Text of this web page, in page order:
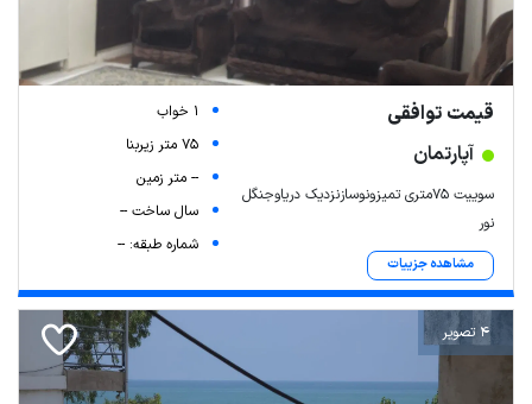
قیمت توافقی
آپارتمان
سوییت ۷۵متری تمیزونوسازنزدیک دریاوجنگل
نور
مشاهده جزییات
1 خواب
75 متر زیربنا
-- متر زمین
سال ساخت --
شماره طبقه: --
4 تصویر